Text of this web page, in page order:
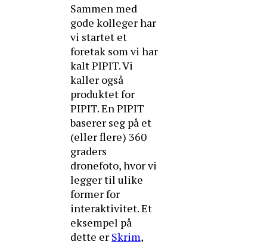
Sammen med
gode kolleger har
vi startet et
foretak som vi har
kalt PIPIT. Vi
kaller også
produktet for
PIPIT. En PIPIT
baserer seg på et
(eller flere) 360
graders
dronefoto, hvor vi
legger til ulike
former for
interaktivitet. Et
eksempel på
dette er Skrim,